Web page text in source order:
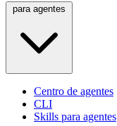
Centro de agentes
CLI
Skills para agentes